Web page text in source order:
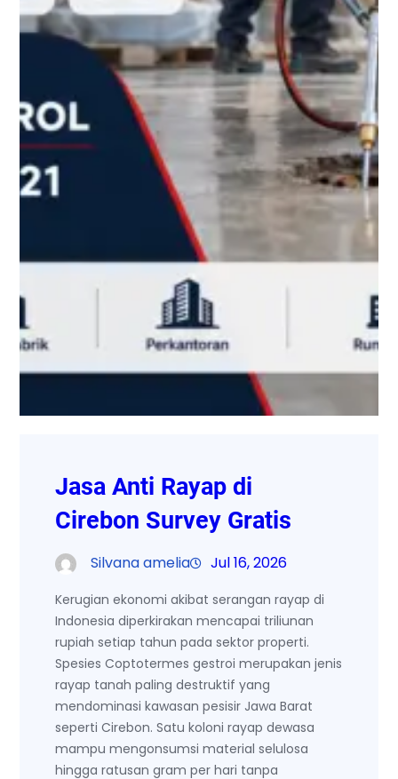
Jasa Anti Rayap di
Cirebon Survey Gratis
Silvana amelia Jul 16, 2026
Kerugian ekonomi akibat serangan rayap di
Indonesia diperkirakan mencapai triliunan
rupiah setiap tahun pada sektor properti.
Spesies Coptotermes gestroi merupakan jenis
rayap tanah paling destruktif yang
mendominasi kawasan pesisir Jawa Barat
seperti Cirebon. Satu koloni rayap dewasa
mampu mengonsumsi material selulosa
hingga ratusan gram per hari tanpa